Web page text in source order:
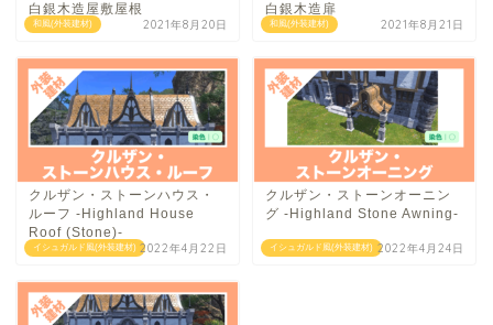
和風(外装建材)
白銀木造屋敷屋根
2021年8月20日 和風(外装建材)
白銀木造扉
2021年8月21日
イシュガルド風(外装建材)
クルザン・ストーンハウス・
ルーフ -Highland House
Roof (Stone)-
2022年4月22日 イシュガルド風(外装建材)
クルザン・ストーンオーニン
グ -Highland Stone Awning-
2022年4月24日